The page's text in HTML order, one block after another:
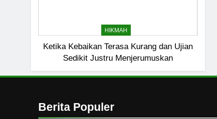
HIKMAH
Ketika Kebaikan Terasa Kurang dan Ujian
Sedikit Justru Menjerumuskan
Berita Populer
Mahasiswa dan Santri
Seksual di Lingkungan
PENDIDIKAN ISLAM
2